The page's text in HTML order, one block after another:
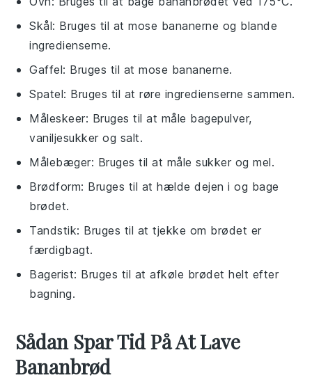
Skål: Bruges til at mose bananerne og blande
ingredienserne.
Gaffel: Bruges til at mose bananerne.
Spatel: Bruges til at røre ingredienserne sammen.
Måleskeer: Bruges til at måle bagepulver,
vaniljesukker og salt.
Målebæger: Bruges til at måle sukker og mel.
Brødform: Bruges til at hælde dejen i og bage
brødet.
Tandstik: Bruges til at tjekke om brødet er
færdigbagt.
Bagerist: Bruges til at afkøle brødet helt efter
bagning.
Sådan Spar Tid På At Lave
Bananbrød